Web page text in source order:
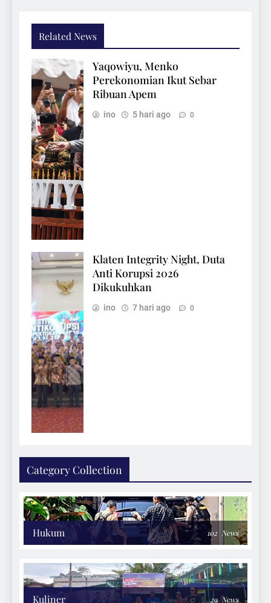
Related News
Yaqowiyu, Menko
Perekonomian Ikut Sebar
Ribuan Apem
ino 5 hari ago 0
Klaten Integrity Night, Duta
Anti Korupsi 2026
Dikukuhkan
ino 7 hari ago 0
Category Collection
Hukum 102 News
Kuliner 29 News